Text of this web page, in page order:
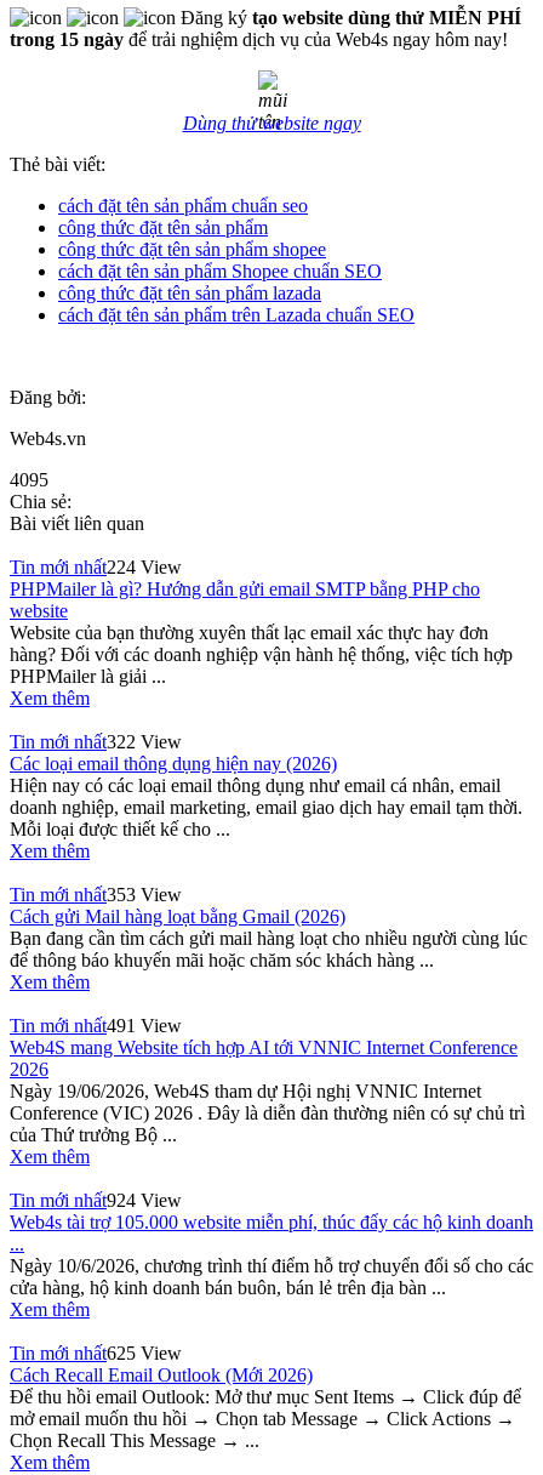
Đăng ký tạo website dùng thử MIỄN PHÍ
trong 15 ngày để trải nghiệm dịch vụ của Web4s ngay hôm nay!
Dùng thử website ngay
Thẻ bài viết:
cách đặt tên sản phẩm chuẩn seo
công thức đặt tên sản phẩm
công thức đặt tên sản phẩm shopee
cách đặt tên sản phẩm Shopee chuẩn SEO
công thức đặt tên sản phẩm lazada
cách đặt tên sản phẩm trên Lazada chuẩn SEO
Đăng bởi:
Web4s.vn
4095
Chia sẻ:
Bài viết liên quan
Tin mới nhất224 View
PHPMailer là gì? Hướng dẫn gửi email SMTP bằng PHP cho
website
Website của bạn thường xuyên thất lạc email xác thực hay đơn
hàng? Đối với các doanh nghiệp vận hành hệ thống, việc tích hợp
PHPMailer là giải ...
Xem thêm
Tin mới nhất322 View
Các loại email thông dụng hiện nay (2026)
Hiện nay có các loại email thông dụng như email cá nhân, email
doanh nghiệp, email marketing, email giao dịch hay email tạm thời.
Mỗi loại được thiết kế cho ...
Xem thêm
Tin mới nhất353 View
Cách gửi Mail hàng loạt bằng Gmail (2026)
Bạn đang cần tìm cách gửi mail hàng loạt cho nhiều người cùng lúc
để thông báo khuyến mãi hoặc chăm sóc khách hàng ...
Xem thêm
Tin mới nhất491 View
Web4S mang Website tích hợp AI tới VNNIC Internet Conference
2026
Ngày 19/06/2026, Web4S tham dự Hội nghị VNNIC Internet
Conference (VIC) 2026 . Đây là diễn đàn thường niên có sự chủ trì
của Thứ trưởng Bộ ...
Xem thêm
Tin mới nhất924 View
Web4s tài trợ 105.000 website miễn phí, thúc đẩy các hộ kinh doanh
...
Ngày 10/6/2026, chương trình thí điểm hỗ trợ chuyển đổi số cho các
cửa hàng, hộ kinh doanh bán buôn, bán lẻ trên địa bàn ...
Xem thêm
Tin mới nhất625 View
Cách Recall Email Outlook (Mới 2026)
Để thu hồi email Outlook: Mở thư mục Sent Items → Click đúp để
mở email muốn thu hồi → Chọn tab Message → Click Actions →
Chọn Recall This Message → ...
Xem thêm